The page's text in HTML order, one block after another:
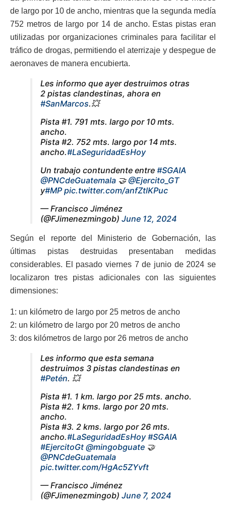
de largo por 10 de ancho, mientras que la segunda medía
752 metros de largo por 14 de ancho. Estas pistas eran
utilizadas por organizaciones criminales para facilitar el
tráfico de drogas, permitiendo el aterrizaje y despegue de
aeronaves de manera encubierta.
Les informo que ayer destruimos otras
2 pistas clandestinas, ahora en
#SanMarcos.💥
Pista #1. 791 mts. largo por 10 mts.
ancho.
Pista #2. 752 mts. largo por 14 mts.
ancho.#LaSeguridadEsHoy
Un trabajo contundente entre #SGAIA
@PNCdeGuatemala 🤝@Ejercito_GT
y#MP pic.twitter.com/anfZtlKPuc
— Francisco Jiménez
(@FJimenezmingob) June 12, 2024
Según el reporte del Ministerio de Gobernación, las
últimas pistas destruidas presentaban medidas
considerables. El pasado viernes 7 de junio de 2024 se
localizaron tres pistas adicionales con las siguientes
dimensiones:
1: un kilómetro de largo por 25 metros de ancho
2: un kilómetro de largo por 20 metros de ancho
3: dos kilómetros de largo por 26 metros de ancho
Les informo que esta semana
destruimos 3 pistas clandestinas en
#Petén. 💥
Pista #1. 1 km. largo por 25 mts. ancho.
Pista #2. 1 kms. largo por 20 mts.
ancho.
Pista #3. 2 kms. largo por 26 mts.
ancho.#LaSeguridadEsHoy #SGAIA
#EjercitoGt @mingobguate 🤝
@PNCdeGuatemala
pic.twitter.com/HgAc5ZYvft
— Francisco Jiménez
(@FJimenezmingob) June 7, 2024